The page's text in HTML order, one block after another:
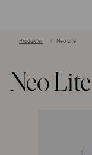
Produkter Neo Lite
Neo Lite